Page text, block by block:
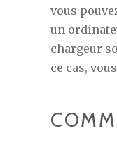
vous
un
chargeur
ce cas,